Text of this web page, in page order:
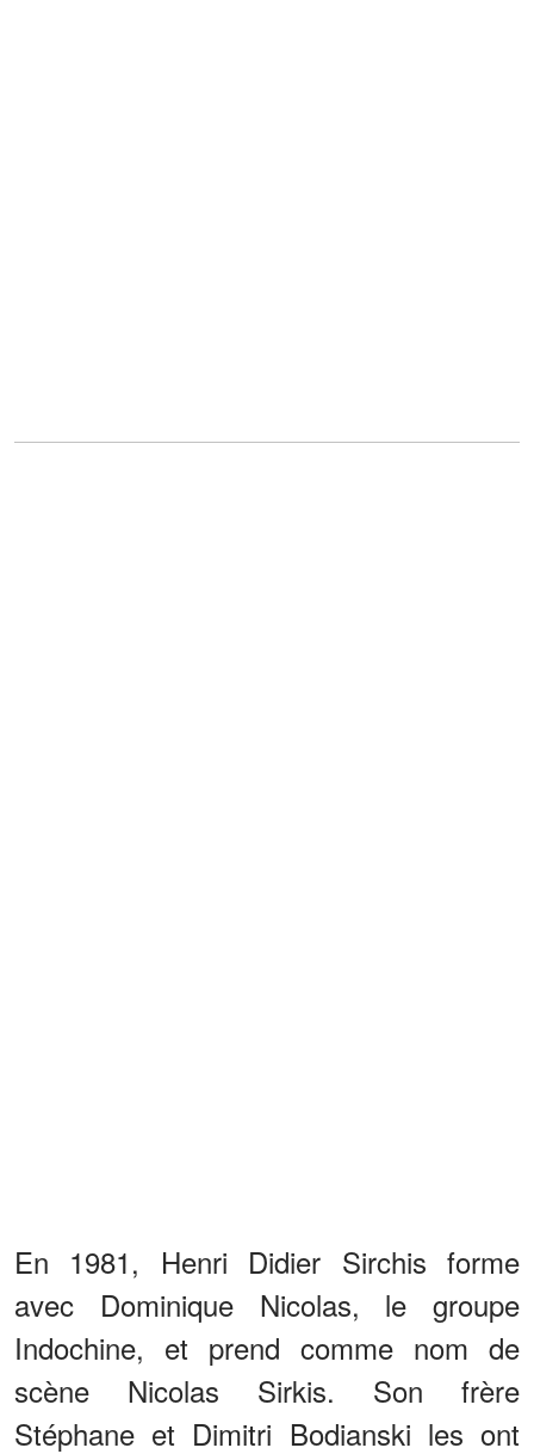
En 1981, Henri Didier Sirchis forme
avec Dominique Nicolas, le groupe
Indochine, et prend comme nom de
scène Nicolas Sirkis. Son frère
Stéphane et Dimitri Bodianski les ont